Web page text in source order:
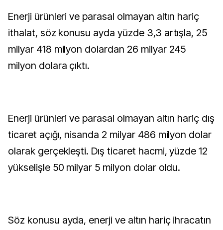
Enerji ürünleri ve parasal olmayan altın hariç
ithalat, söz konusu ayda yüzde 3,3 artışla, 25
milyar 418 milyon dolardan 26 milyar 245
milyon dolara çıktı.
Enerji ürünleri ve parasal olmayan altın hariç dış
ticaret açığı, nisanda 2 milyar 486 milyon dolar
olarak gerçekleşti. Dış ticaret hacmi, yüzde 12
yükselişle 50 milyar 5 milyon dolar oldu.
Söz konusu ayda, enerji ve altın hariç ihracatın